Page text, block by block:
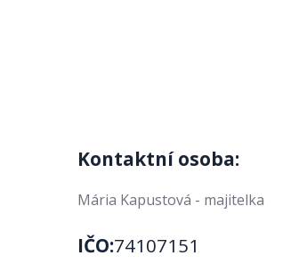
Kontaktní osoba:
Mária Kapustová - majitelka
IČO:74107151